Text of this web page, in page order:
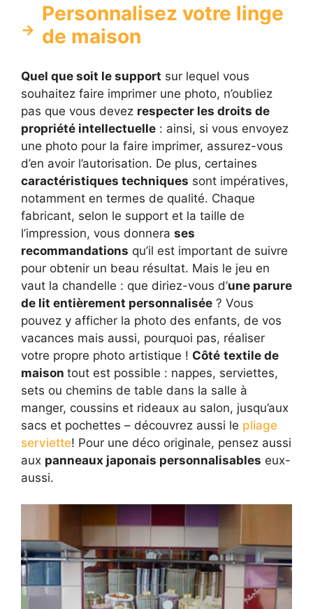
Personnalisez votre linge
de maison
Quel que soit le support sur lequel vous
souhaitez faire imprimer une photo, n’oubliez
pas que vous devez respecter les droits de
propriété intellectuelle : ainsi, si vous envoyez
une photo pour la faire imprimer, assurez-vous
d’en avoir l’autorisation. De plus, certaines
caractéristiques techniques sont impératives,
notamment en termes de qualité. Chaque
fabricant, selon le support et la taille de
l’impression, vous donnera ses
recommandations qu’il est important de suivre
pour obtenir un beau résultat. Mais le jeu en
vaut la chandelle : que diriez-vous d’une parure
de lit entièrement personnalisée ? Vous
pouvez y afficher la photo des enfants, de vos
vacances mais aussi, pourquoi pas, réaliser
votre propre photo artistique ! Côté textile de
maison tout est possible : nappes, serviettes,
sets ou chemins de table dans la salle à
manger, coussins et rideaux au salon, jusqu’aux
sacs et pochettes – découvrez aussi le pliage
serviette! Pour une déco originale, pensez aussi
aux panneaux japonais personnalisables eux-
aussi.